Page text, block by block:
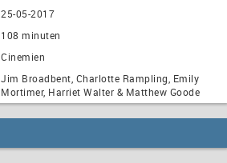
25-05-2017
108 minuten
Cinemien
Jim Broadbent, Charlotte Rampling, Emily
Mortimer, Harriet Walter & Matthew Goode